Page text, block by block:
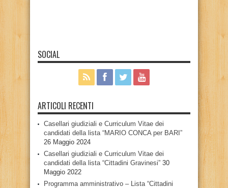
SOCIAL
ARTICOLI RECENTI
Casellari giudiziali e Curriculum Vitae dei
candidati della lista “MARIO CONCA per BARI”
26 Maggio 2024
Casellari giudiziali e Curriculum Vitae dei
candidati della lista “Cittadini Gravinesi” 30
Maggio 2022
Programma amministrativo – Lista “Cittadini